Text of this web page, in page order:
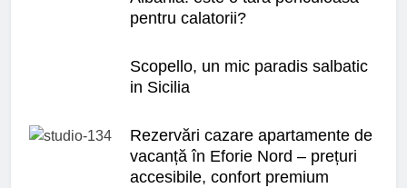
pentru calatorii?
Scopello, un mic paradis salbatic
in Sicilia
Rezervări cazare apartamente de
vacanță în Eforie Nord – prețuri
accesibile, confort premium